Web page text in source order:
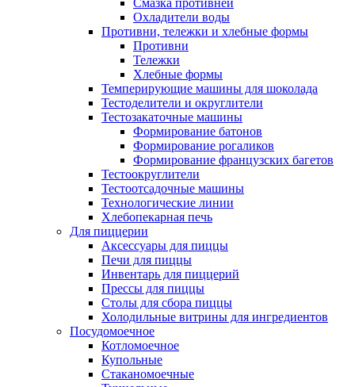
Смазка противней
Охладители воды
Противни, тележки и хлебные формы
Противни
Тележки
Хлебные формы
Темперирующие машины для шоколада
Тестоделители и округлители
Тестозакаточные машины
Формирование батонов
Формирование рогаликов
Формирование французских багетов
Тестоокруглители
Тестоотсадочные машины
Технологические линии
Хлебопекарная печь
Для пиццерии
Аксессуары для пиццы
Печи для пиццы
Инвентарь для пиццерий
Прессы для пиццы
Столы для сбора пиццы
Холодильные витрины для ингредиентов
Посудомоечное
Котломоечное
Купольные
Стаканомоечные